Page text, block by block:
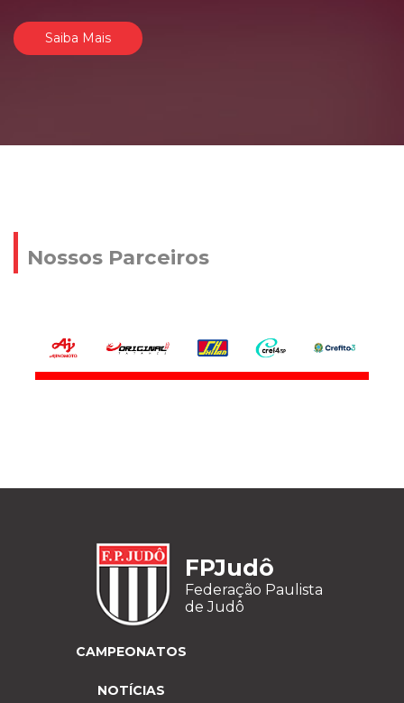
Saiba Mais
Nossos Parceiros
FPJudô
Federação Paulista
de Judô
CAMPEONATOS
NOTÍCIAS